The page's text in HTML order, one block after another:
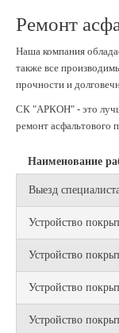
Ремонт
Наша компания
также все
прочности и
СК "АРКОН" - это
ремонт асфальтового
Наименование
Выезд
Устройство
Устройство
Устройство
Устройство